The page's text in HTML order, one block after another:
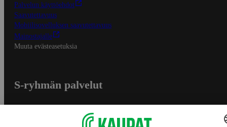
Palvelun käyttöehdot
Saavutettavuus
Mobiilisovelluksen saavutettavuus
Mainostajalle
Muuta evästeasetuksia
S-ryhmän palvelut